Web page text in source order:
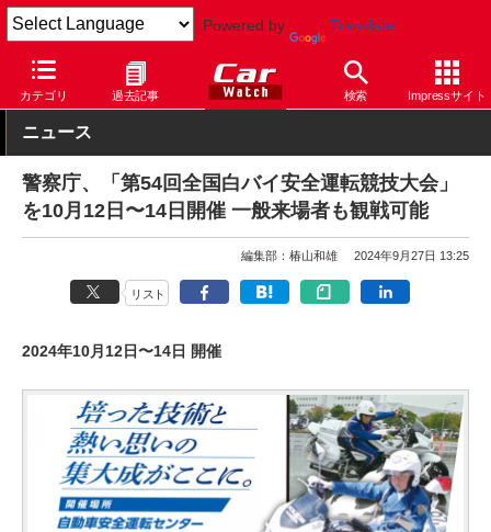
Powered by Translate
カテゴリ 過去記事 検索 Impressサイト
Car Watch モーターサイクル
ニュース
警察庁、「第54回全国白バイ安全運転競技大会」
を10月12日〜14日開催 一般来場者も観戦可能
編集部：椿山和雄 2024年9月27日 13:25
リスト
2024年10月12日〜14日 開催